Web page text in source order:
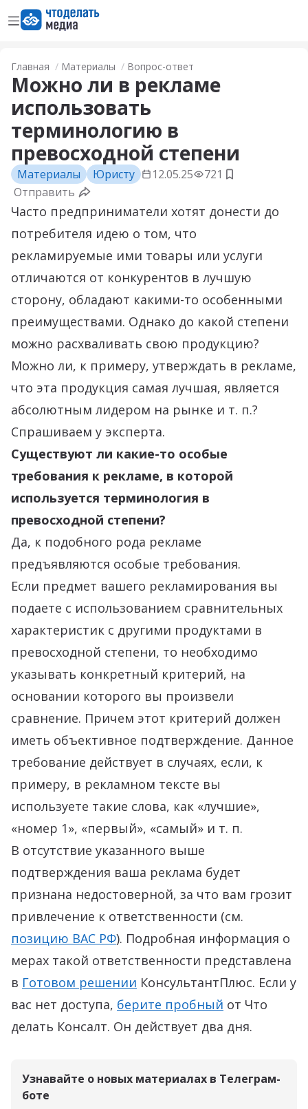
Открыть менюПерейти на главную страницу
Главная Материалы Вопрос-ответ
Можно ли в рекламе
использовать
терминологию в
превосходной степени
Материалы Юристу 12.05.25 721 Добавить в
Отправить
Часто предприниматели хотят донести до
потребителя идею о том, что
рекламируемые ими товары или услуги
отличаются от конкурентов в лучшую
сторону, обладают какими-то особенными
преимуществами. Однако до какой степени
можно расхваливать свою продукцию?
Можно ли, к примеру, утверждать в рекламе,
что эта продукция самая лучшая, является
абсолютным лидером на рынке и т. п.?
Спрашиваем у эксперта.
Существуют ли какие-то особые
требования к рекламе, в которой
используется терминология в
превосходной степени?
Да, к подобного рода рекламе
предъявляются особые требования.
Если предмет вашего рекламирования вы
подаете с использованием сравнительных
характеристик с другими продуктами в
превосходной степени, то необходимо
указывать конкретный критерий, на
основании которого вы произвели
сравнение. Причем этот критерий должен
иметь объективное подтверждение. Данное
требование действует в случаях, если, к
примеру, в рекламном тексте вы
используете такие слова, как «лучшие»,
«номер 1», «первый», «самый» и т. п.
В отсутствие указанного выше
подтверждения ваша реклама будет
признана недостоверной, за что вам грозит
привлечение к ответственности (см.
позицию ВАС РФ). Подробная информация о
мерах такой ответственности представлена
в Готовом решении КонсультантПлюс. Если у
вас нет доступа, берите пробный от Что
делать Консалт. Он действует два дня.
Узнавайте о новых материалах в Телеграм-
боте